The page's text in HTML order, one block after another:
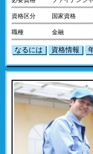
資格区分 国家資格
職種 金融
なるには 資格情報